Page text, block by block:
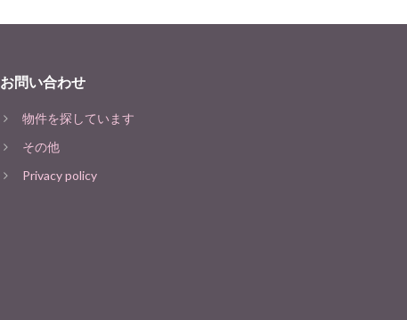
お問い合わせ
物件を探しています
その他
Privacy policy